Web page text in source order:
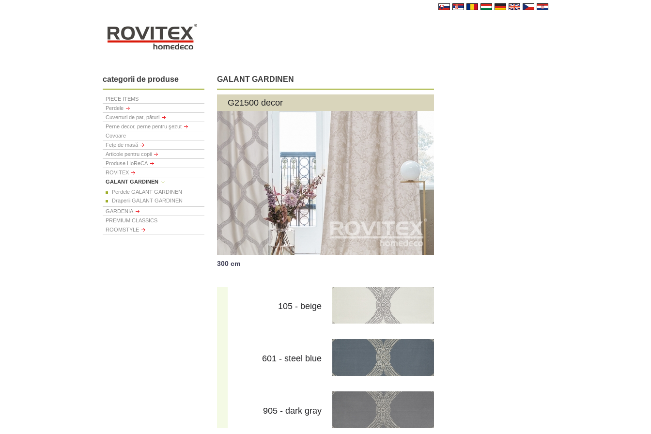
categorii de produse
PIECE ITEMS
Perdele
Cuverturi de pat, pături
Perne decor, perne pentru şezut
Covoare
Feţe de masă
Articole pentru copii
Produse HoReCA
ROVITEX
GALANT GARDINEN
Perdele GALANT GARDINEN
Draperii GALANT GARDINEN
GARDENIA
PREMIUM CLASSICS
ROOMSTYLE
GALANT GARDINEN
G21500 decor
300 cm
105 - beige
601 - steel blue
905 - dark gray